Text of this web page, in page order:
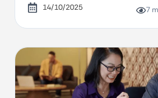
14/10/2025 7